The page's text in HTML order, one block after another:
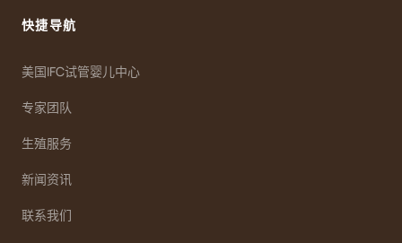
快捷导航
美国IFC试管婴儿中心
专家团队
生殖服务
新闻资讯
联系我们